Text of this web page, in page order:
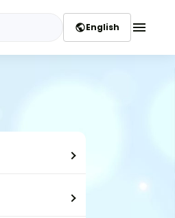
publicEnglish menu